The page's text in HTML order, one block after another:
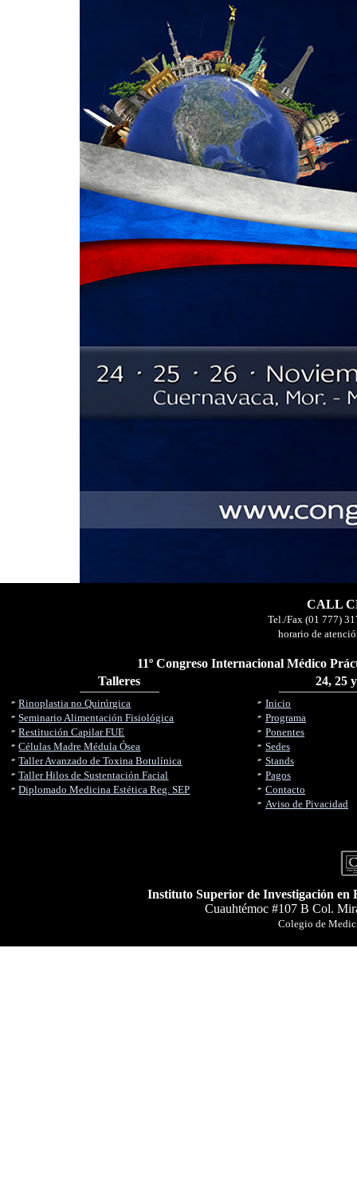
CALL
Tel./Fax (01 777)
horario de
11º Congreso Internacional Médico
Talleres
24, 25
Rinoplastia no Quirúrgica
Seminario Alimentación Fisiológica
Restitución Capilar FUE
Células Madre Médula Ósea
Taller Avanzado de Toxina Botulínica
Taller Hilos de Sustentación Facial
Diplomado Medicina Estética Reg. SEP
Inicio
Programa
Ponentes
Sedes
Stands
Pagos
Contacto
Aviso de Pivacidad
Instituto Superior de Investigación
Cuauhtémoc #107 B Col.
Colegio de